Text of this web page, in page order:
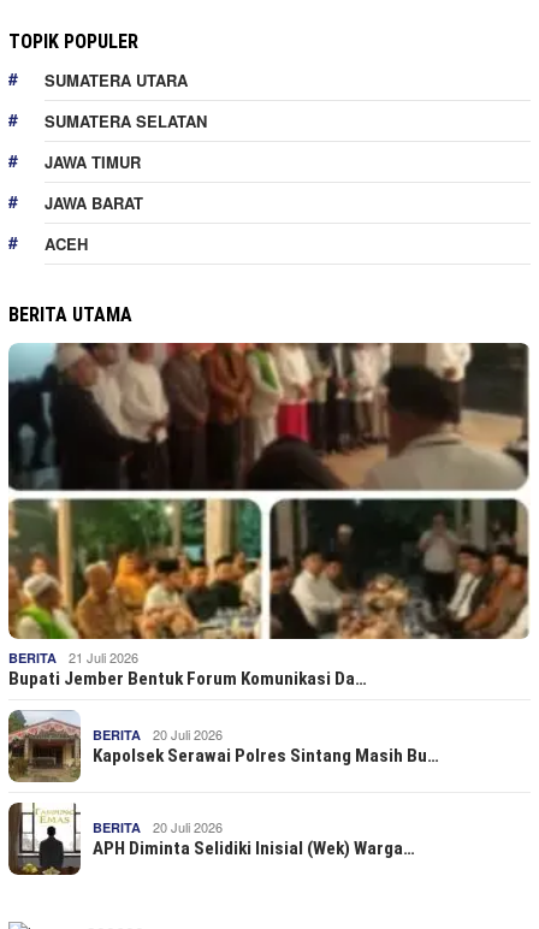
TOPIK POPULER
SUMATERA UTARA
SUMATERA SELATAN
JAWA TIMUR
JAWA BARAT
ACEH
BERITA UTAMA
BERITA 21 Juli 2026
Bupati Jember Bentuk Forum Komunikasi Da…
BERITA 20 Juli 2026
Kapolsek Serawai Polres Sintang Masih Bu…
BERITA 20 Juli 2026
APH Diminta Selidiki Inisial (Wek) Warga…